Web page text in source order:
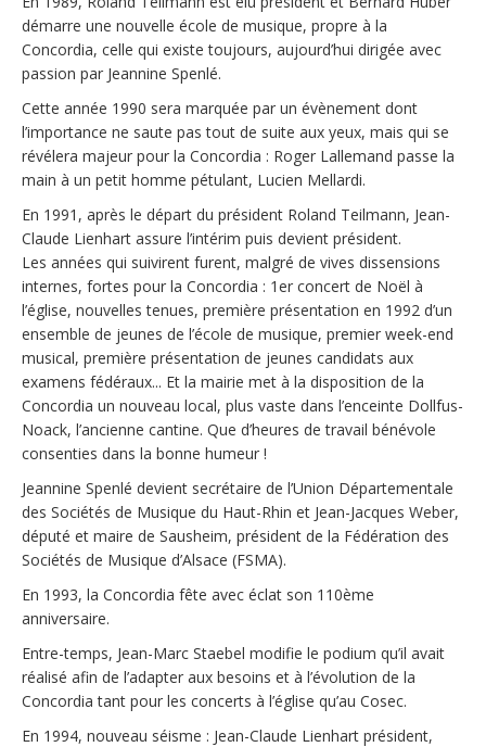
démarre une nouvelle école de musique, propre à la
Concordia, celle qui existe toujours, aujourd’hui dirigée avec
passion par Jeannine Spenlé.
Cette année 1990 sera marquée par un évènement dont
l’importance ne saute pas tout de suite aux yeux, mais qui se
révélera majeur pour la Concordia : Roger Lallemand passe la
main à un petit homme pétulant, Lucien Mellardi.
En 1991, après le départ du président Roland Teilmann, Jean-
Claude Lienhart assure l’intérim puis devient président.
Les années qui suivirent furent, malgré de vives dissensions
internes, fortes pour la Concordia : 1er concert de Noël à
l’église, nouvelles tenues, première présentation en 1992 d’un
ensemble de jeunes de l’école de musique, premier week-end
musical, première présentation de jeunes candidats aux
examens fédéraux... Et la mairie met à la disposition de la
Concordia un nouveau local, plus vaste dans l’enceinte Dollfus-
Noack, l’ancienne cantine. Que d’heures de travail bénévole
consenties dans la bonne humeur !
Jeannine Spenlé devient secrétaire de l’Union Départementale
des Sociétés de Musique du Haut-Rhin et Jean-Jacques Weber,
député et maire de Sausheim, président de la Fédération des
Sociétés de Musique d’Alsace (FSMA).
En 1993, la Concordia fête avec éclat son 110ème
anniversaire.
Entre-temps, Jean-Marc Staebel modifie le podium qu’il avait
réalisé afin de l’adapter aux besoins et à l’évolution de la
Concordia tant pour les concerts à l’église qu’au Cosec.
En 1994, nouveau séisme : Jean-Claude Lienhart président,